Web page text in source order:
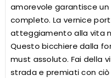
amorevole garantisce
completo. La vernice
atteggiamento alla vita
Questo bicchiere dalla
must assoluto. Fai della
strada e premiati con